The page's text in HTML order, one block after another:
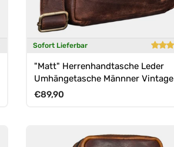
Sofort Lieferbar
"Matt" Herrenhandtasche Leder
Umhängetasche Männner Vintage
Normaler Preis
€89,90